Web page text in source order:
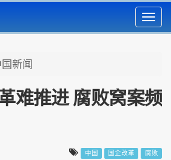
新闻
难推进 腐败窝案频
中国 国企改革 腐败